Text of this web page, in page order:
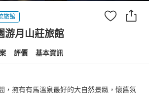
旅館
游月山莊旅館
評價 基本資訊
，擁有有馬溫泉最好的大自然景緻，懷舊氛